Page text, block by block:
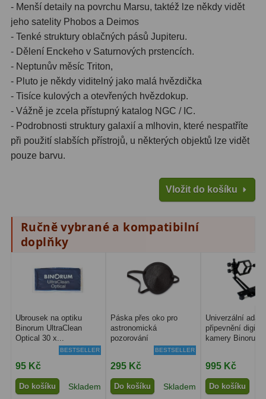
Astronomické 44
Lovecké a turistické 113
Námořní11
Sportovní54
Kapesní
Divadelní2
Univerzální41
Noční vidění8
Pro děti5
Školní a laboratorní
Biologické33
Digitální
Kapesní10
- Menší detaily na povrchu Marsu, taktéž lze někdy vidět
jeho satelity Phobos a Deimos
- Tenké struktury oblačných pásů Jupiteru.
- Dělení Enckeho v Saturnových prstencích.
- Neptunův měsíc Triton,
- Pluto je někdy viditelný jako malá hvězdička
- Tisíce kulových a otevřených hvězdokup.
- Vážně je zcela přístupný katalog NGC / IC.
- Podrobnosti struktury galaxií a mlhovin, které nespatříte
při použití slabších přístrojů, u některých objektů lze vidět
pouze barvu.
Vložit do košíku
Ručně vybrané a kompatibilní
doplňky
Ubrousek na optiku
Binorum UltraClean
Optical 30 x...
BESTSELLER
95 Kč
Do košíku Skladem
Páska přes oko pro
astronomická
pozorování
BESTSELLER
295 Kč
Do košíku Skladem
Univerzální
připevnění
kamery
995 Kč
Do košíku